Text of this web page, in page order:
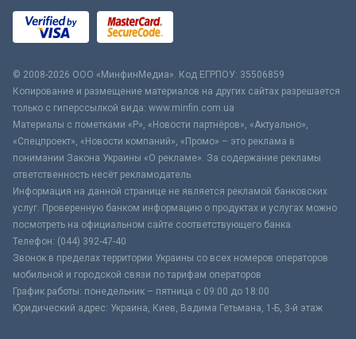
© 2008-2026 ООО «МинфинМедиа». Код ЕГРПОУ: 35506859
Копирование и размещение материалов на других сайтах разрешается
только с гиперссылкой вида: www.minfin.com.ua
Материалы с пометками «Р», «Новости партнёров», «Актуально»,
«Спецпроект», «Новости компаний», «Промо» – это реклама в
понимании Закона Украины «О рекламе». За содержание рекламы
ответственность несёт рекламодатель.
Информация на данной странице не является рекламой банковских
услуг. Проверенную банком информацию о продуктах и услугах можно
посмотреть на официальном сайте соответствующего банка.
Телефон: (044) 392-47-40
Звонок в пределах территории Украины со всех номеров операторов
мобильной и городской связи по тарифам операторов
График работы: понедельник – пятница с 09:00 до 18:00
Юридический адрес: Украина, Киев, Вадима Гетьмана, 1-Б, 3-й этаж